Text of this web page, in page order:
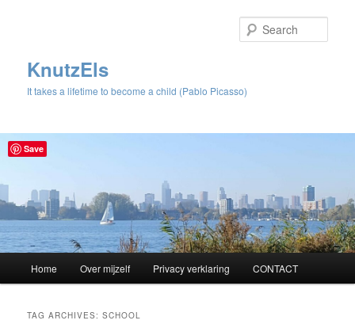
KnutzEls
It takes a lifetime to become a child (Pablo Picasso)
Skip
Skip
Home Over mijzelf Privacy verklaring CONTACT
TAG ARCHIVES:SCHOOL
Save